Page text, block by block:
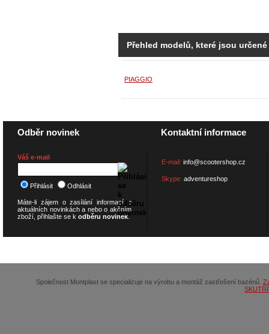
Přehled modelů, které jsou
PIAGGIO
Odběr novinek
Váš e-mail
Přihlásit Odhlásit
Máte-li zájem o zasílání informací o
aktuálních novinkách a nebo o akčním
zboží, přihlašte se k odběru novinek.
Kontaktní informace
E-mail: info@scootershop.cz
Skype: adventureshop
Společnost Montplast se specializuje na výrobu a montáž zastřešení bazénů.